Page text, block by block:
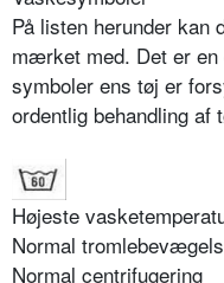
På listen herunder kan
mærket med. Det er
symboler ens tøj er
ordentlig behandling af
Højeste
Normal
Normal centrifugering